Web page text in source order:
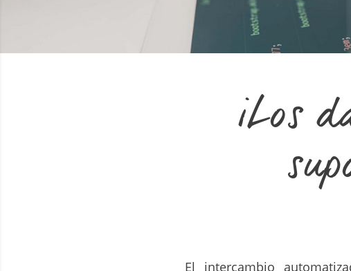
¡Los
El intercambio